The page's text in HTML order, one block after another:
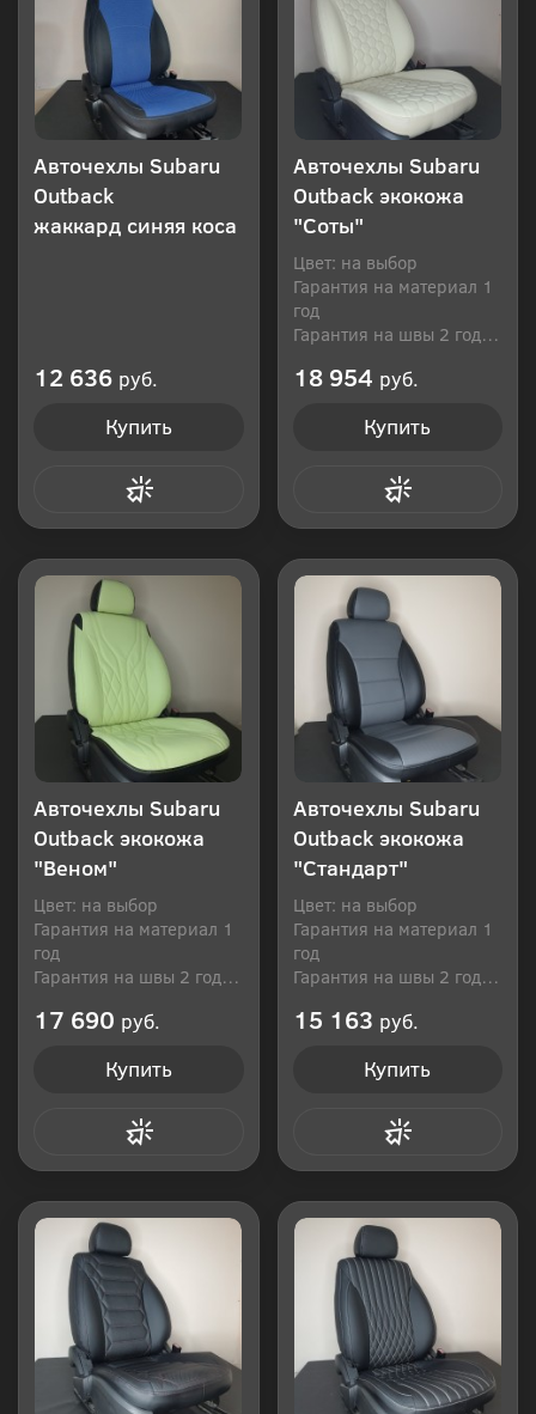
Авточехлы Subaru
Outback
жаккард синяя коса
12 636 руб.
Купить
Авточехлы Subaru
Outback экокожа
"Соты"
Цвет: на выбор
Гарантия на материал 1
год
Гарантия на швы 2 года
18 954 руб.
Купить
Авточехлы Subaru
Outback экокожа
"Веном"
Цвет: на выбор
Гарантия на материал 1
год
Гарантия на швы 2 года
17 690 руб.
Купить
Авточехлы Subaru
Outback экокожа
"Стандарт"
Цвет: на выбор
Гарантия на материал 1
год
Гарантия на швы 2 года
15 163 руб.
Купить